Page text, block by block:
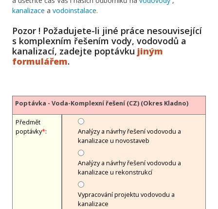
kanalizace a vodoinstalace.
Pozor ! Požadujete-li jiné práce nesouvisející
s komplexním řešením vody, vodovodů a
kanalizací, zadejte poptávku jiným
formulářem.
Poptávka - Voda-Komplexní řešení (CZ) (Okres Kladno)
Předmět
poptávky*:
Analýzy a návrhy řešení vodovodu a
kanalizace u novostaveb
Analýzy a návrhy řešení vodovodu a
kanalizace u rekonstrukcí
Vypracování projektu vodovodu a
kanalizace